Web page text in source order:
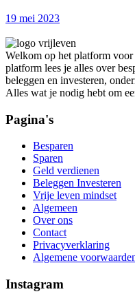
19 mei 2023
Welkom op het platform
platform lees je alles over
beleggen en investeren,
Alles wat je nodig hebt om
Pagina's
Besparen
Sparen
Geld verdienen
Beleggen Investeren
Vrije leven mindset
Algemeen
Over ons
Contact
Privacyverklaring
Algemene
Instagram